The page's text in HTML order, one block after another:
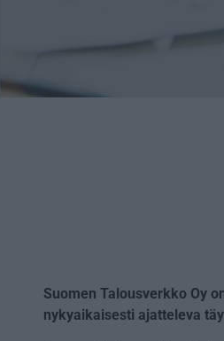
Suomen Talousverkko Oy
nykyaikaisesti ajatteleva